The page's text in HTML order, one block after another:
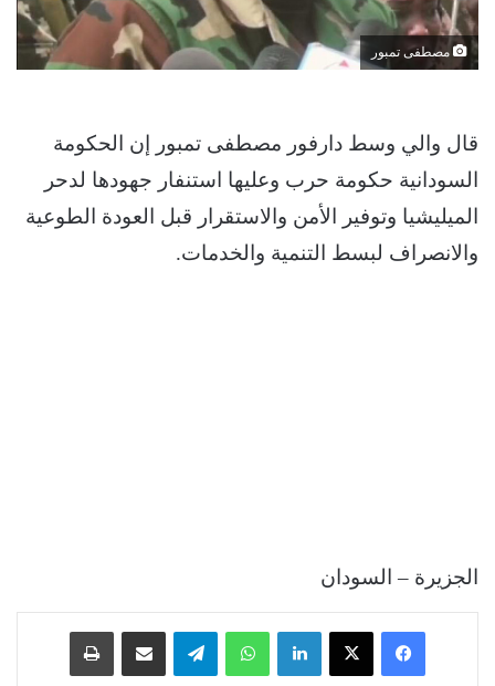
مصطفى تمبور
قال والي وسط دارفور مصطفى تمبور إن الحكومة
السودانية حكومة حرب وعليها استنفار جهودها لدحر
الميليشيا وتوفير الأمن والاستقرار قبل العودة الطوعية
والانصراف لبسط التنمية والخدمات.
الجزيرة – السودان
فيسبوك ‫X لينكدإن واتساب تيلقرام